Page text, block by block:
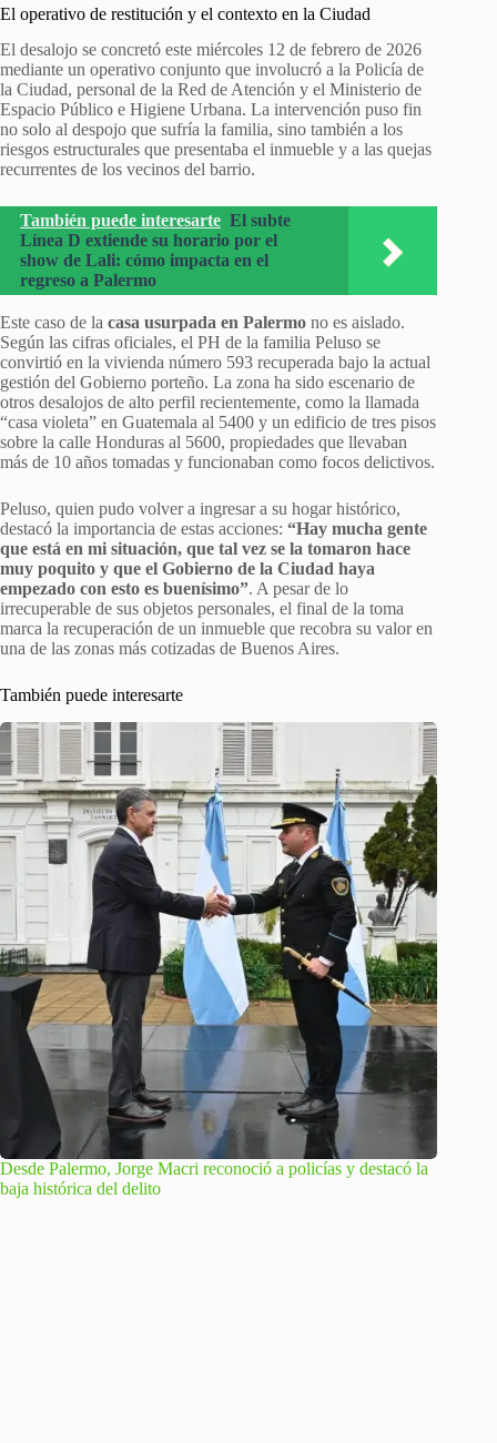
El operativo de restitución y el contexto en la Ciudad
El desalojo se concretó este miércoles 12 de febrero de 2026
mediante un operativo conjunto que involucró a la Policía de
la Ciudad, personal de la Red de Atención y el Ministerio de
Espacio Público e Higiene Urbana. La intervención puso fin
no solo al despojo que sufría la familia, sino también a los
riesgos estructurales que presentaba el inmueble y a las quejas
recurrentes de los vecinos del barrio.
También puede interesarte El subte
Línea D extiende su horario por el
show de Lali: cómo impacta en el
regreso a Palermo
Este caso de la casa usurpada en Palermo no es aislado.
Según las cifras oficiales, el PH de la familia Peluso se
convirtió en la vivienda número 593 recuperada bajo la actual
gestión del Gobierno porteño. La zona ha sido escenario de
otros desalojos de alto perfil recientemente, como la llamada
“casa violeta” en Guatemala al 5400 y un edificio de tres pisos
sobre la calle Honduras al 5600, propiedades que llevaban
más de 10 años tomadas y funcionaban como focos delictivos.
Peluso, quien pudo volver a ingresar a su hogar histórico,
destacó la importancia de estas acciones: “Hay mucha gente
que está en mi situación, que tal vez se la tomaron hace
muy poquito y que el Gobierno de la Ciudad haya
empezado con esto es buenísimo”. A pesar de lo
irrecuperable de sus objetos personales, el final de la toma
marca la recuperación de un inmueble que recobra su valor en
una de las zonas más cotizadas de Buenos Aires.
También puede interesarte
Desde Palermo, Jorge Macri reconoció a policías y destacó la
baja histórica del delito